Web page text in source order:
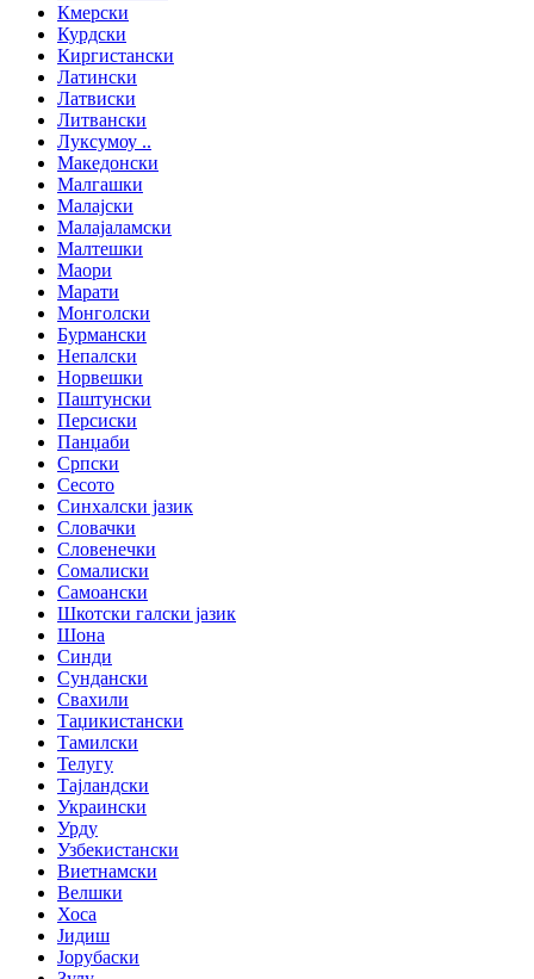
Кмерски
Курдски
Киргистански
Латински
Латвиски
Литвански
Луксумоу ..
Македонски
Малгашки
Малајски
Малајаламски
Малтешки
Маори
Марати
Монголски
Бурмански
Непалски
Норвешки
Паштунски
Персиски
Панџаби
Српски
Сесото
Синхалски јазик
Словачки
Словенечки
Сомалиски
Самоански
Шкотски галски јазик
Шона
Синди
Сундански
Свахили
Таџикистански
Тамилски
Телугу
Тајландски
Украински
Урду
Узбекистански
Виетнамски
Велшки
Хоса
Јидиш
Јорубаски